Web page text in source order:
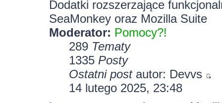
Dodatki rozszerzające
SeaMonkey oraz Mozilla Suite
Moderator: Pomocy?!
289 Tematy
1335 Posty
Ostatni postautor: Devvs
14 lutego 2025, 23:48